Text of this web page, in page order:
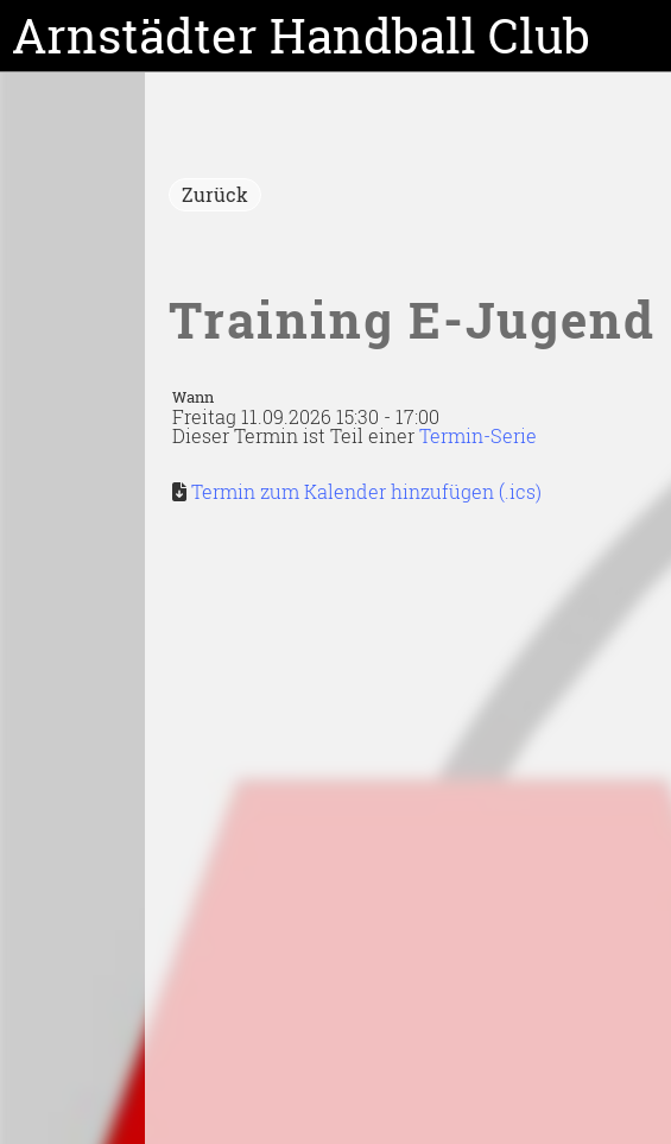
Arnstädter Handball Club
Zurück
Training E-Jugend
Wann
Freitag 11.09.2026 15:30 - 17:00
Dieser Termin ist Teil einerTermin-Serie
Termin zum Kalender hinzufügen (.ics)